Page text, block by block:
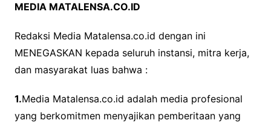
MEDIA MATALENSA.CO.ID
Redaksi Media Matalensa.co.id dengan ini
MENEGASKAN kepada seluruh instansi, mitra kerja,
dan masyarakat luas bahwa :
1.Media Matalensa.co.id adalah media profesional
yang berkomitmen menyajikan pemberitaan yang